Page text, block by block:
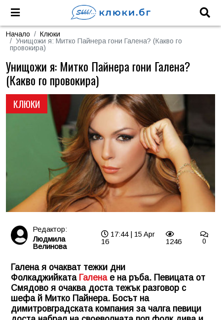
Начало
Клюки
Унищожи я: Митко Пайнера гони Галена? (Какво го
провокира)
КЛЮКИ
Унищожи я: Митко Пайнера гони Галена?
(Какво го провокира)
Редактор:
Людмила
Велинова
17:44 | 15 Apr
16
1246 0
Галена я очакват тежки дни
Фолкаджийката Галенае на ръба. Певицата от
Смядово я очаква доста тежък разговор с
шефа й Митко Пайнера. Босът на
димитровградската компания за чалга певици